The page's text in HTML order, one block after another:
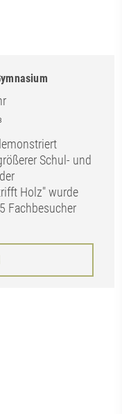
Schul- und
Holz" wurde
Fachbesucher